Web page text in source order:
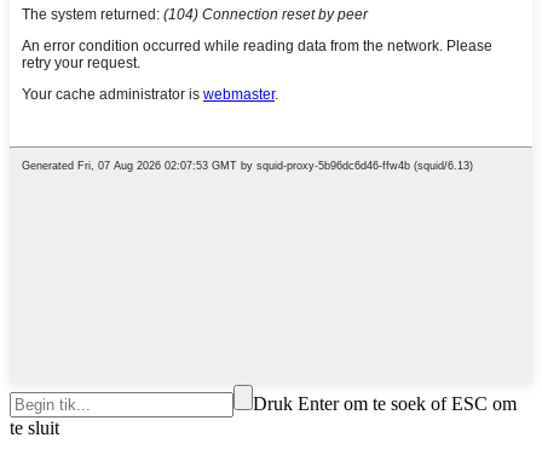
Druk Enter om te soek of ESC om
te sluit